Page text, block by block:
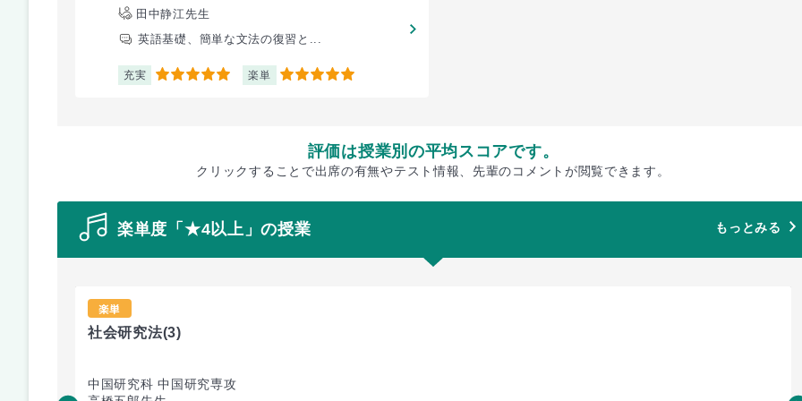
田中静江先生
英語基礎、簡単な文法の復習と...
充実 5 楽単 5
評価は授業別の平均スコアです。
クリックすることで出席の有無やテスト情報、先輩のコメントが閲覧できます。
楽単度「★4以上」の授業 もっとみる
楽単
社会研究法(3)
中国研究科 中国研究専攻